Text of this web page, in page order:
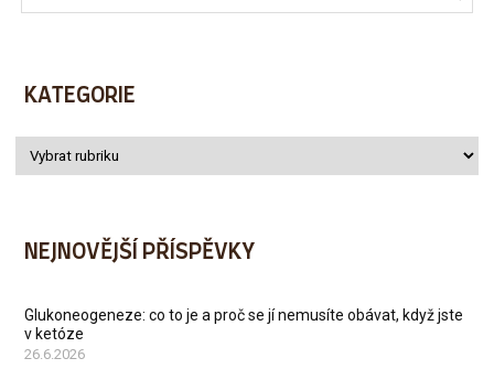
KATEGORIE
NEJNOVĚJŠÍ PŘÍSPĚVKY
Glukoneogeneze: co to je a proč se jí nemusíte obávat, když jste
v ketóze
26.6.2026